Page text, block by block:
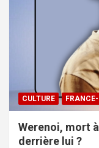
CULTURE
Werenoi, mort
derrière lui ?